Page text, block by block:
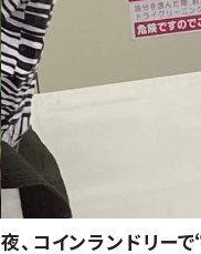
夜、コインランドリー